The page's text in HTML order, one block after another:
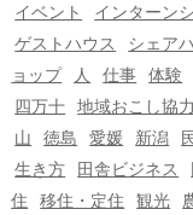
イベント インターン
ゲストハウス
シェア
ョップ
人 仕事 体験
四万十
地域おこし協
山
徳島 愛媛 新潟
生き方
田舎ビジネス
住
移住・定住 観光